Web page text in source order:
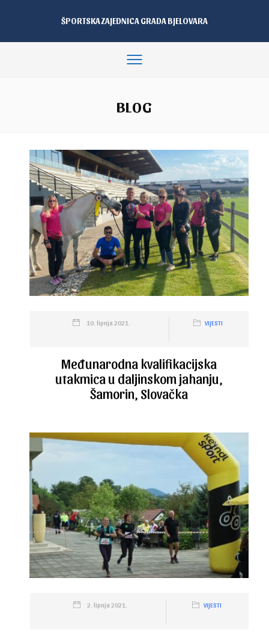
ŠPORTSKA ZAJEDNICA GRADA BJELOVARA
BLOG
10. lipnja 2021. VIJESTI
Međunarodna kvalifikacijska
utakmica u daljinskom jahanju,
Šamorin, Slovačka
2. lipnja 2021. VIJESTI